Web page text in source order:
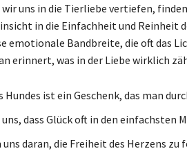
uns in die Tierliebe vertiefen,
in die Einfachheit und Reinheit
emotionale Bandbreite, die oft das
erinnert, was in der Liebe wirklich
Hundes ist ein Geschenk, das man
uns, dass Glück oft in den einfachsten
uns daran, die Freiheit des Herzens zu